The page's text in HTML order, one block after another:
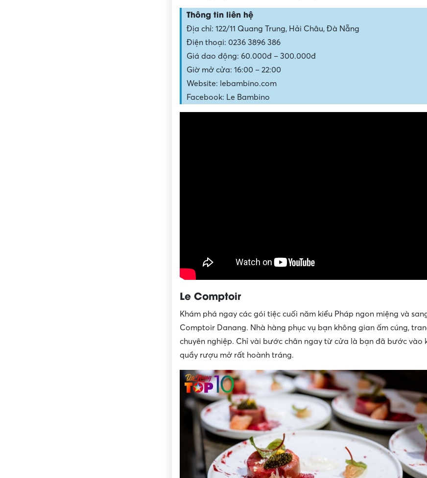
Thông tin liên hệ
Địa chỉ: 122/11 Quang Trung, Hải Châu, Đà Nẵng
Điện thoại: 0236 3896 386
Giá dao động: 60.000đ – 300.000đ
Giờ mở cửa: 16:00 – 22:00
Website: lebambino.com
Facebook: Le Bambino
Le Comptoir
Khám phá ngay các gói tiệc cuối năm kiểu Pháp ngon miệng và
Comptoir Danang. Nhà hàng phục vụ bạn không gian ấm cúng,
chuyên nghiệp. Chỉ vài bước chân ngay từ cửa là bạn đã bước vào
quầy rượu mở rất hoành tráng.